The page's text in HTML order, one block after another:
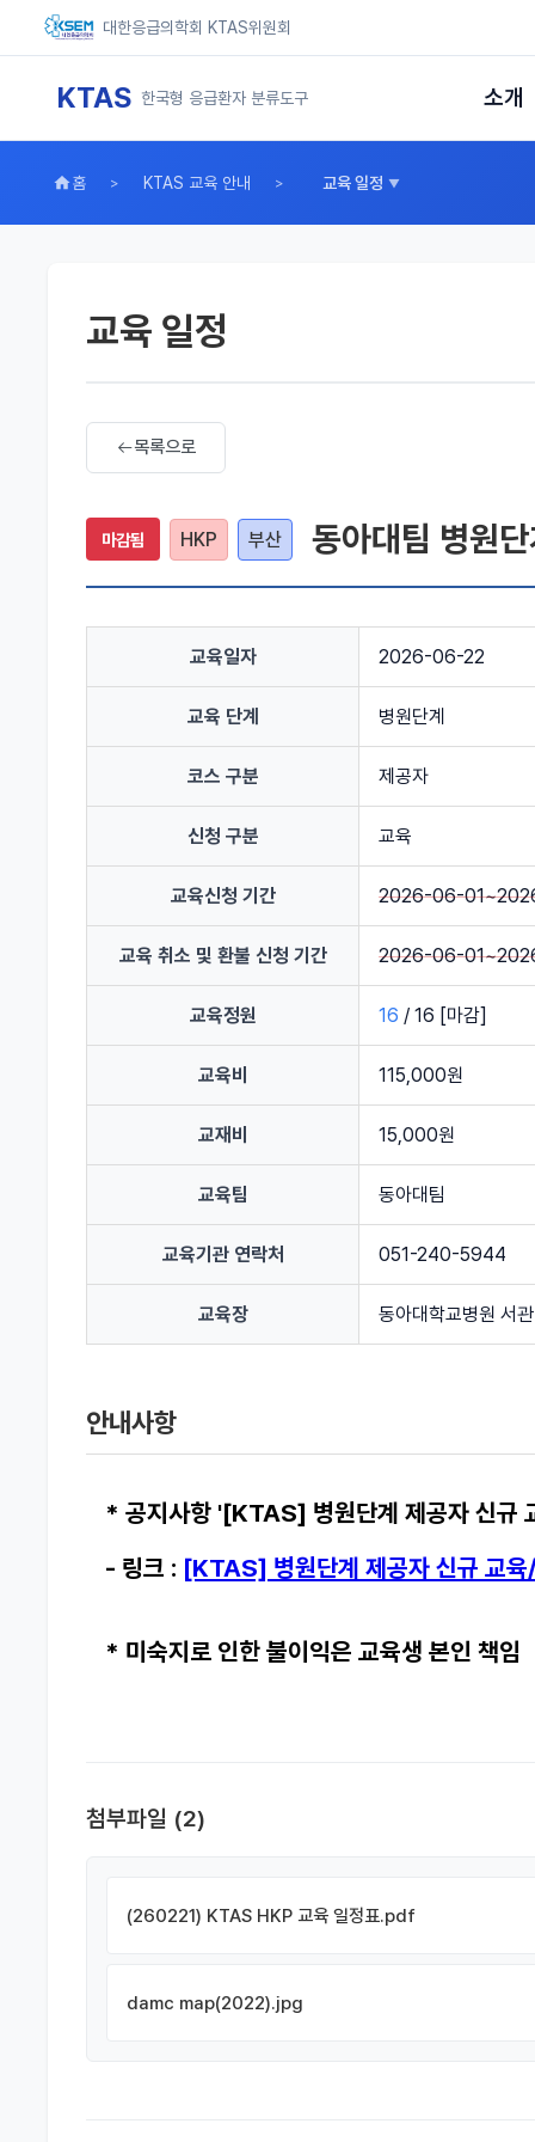
대한응급의학회 KTAS위원회
KTAS 한국형 응급환자 분류도구 소개
홈 KTAS 교육 안내 교육 일정
교육 일정
목록으로
마감됨 HKP 부산 동아대팀 병원
교육일자 2026-06-22
교육 단계 병원단계
코스 구분 제공자
신청 구분 교육
교육신청 기간 2026-06-
교육 취소 및 환불 신청 기간 2026-06-
교육정원 16 / 16 [마감]
교육비 115,000원
교재비 15,000원
교육팀 동아대팀
교육기관 연락처 051-240-5944
교육장 동아대학교병원 서
안내사항
* 공지사항 '[KTAS] 병원단계 제공자 신규
- 링크 : [KTAS] 병원단계 제공자 신규 교육
* 미숙지로 인한 불이익은 교육생 본인 책임
첨부파일 (2)
(260221) KTAS HKP 교육 일정표.pdf
damc map(2022).jpg